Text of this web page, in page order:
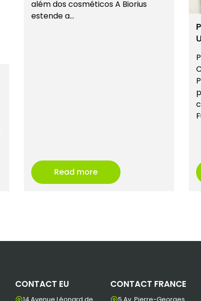
além dos cosméticos A Biorius
estende a…
Read more
CONTACT EU CONTACT FRANCE